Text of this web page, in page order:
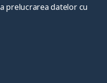
prelucrarea datelor cu